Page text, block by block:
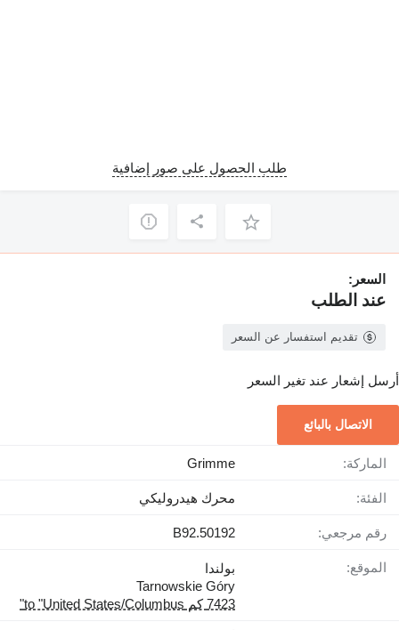
طلب الحصول على صور إضافية
السعر:
عند الطلب
تقديم استفسار عن السعر
أرسل إشعار عند تغير السعر
الاتصال بالبائع
الماركة: Grimme
الفئة: محرك هيدروليكي
رقم مرجعي: B92.50192
الموقع:
بولندا
Tarnowskie Góry
7423 كم to "United States/Columbus"